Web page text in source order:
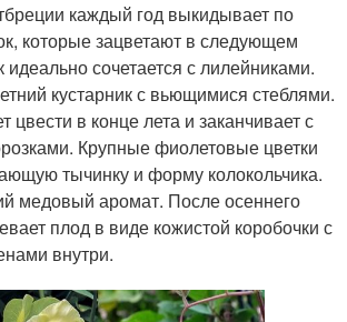
каждый год выкидывает по
которые зацветают в следующем
идеально сочетается с лилейниками.
кустарник с вьющимися стеблями.
цвести в конце лета и заканчивает с
Крупные фиолетовые цветки
тычинку и форму колокольчика.
медовый аромат. После осеннего
плод в виде кожистой коробочки с
внутри.